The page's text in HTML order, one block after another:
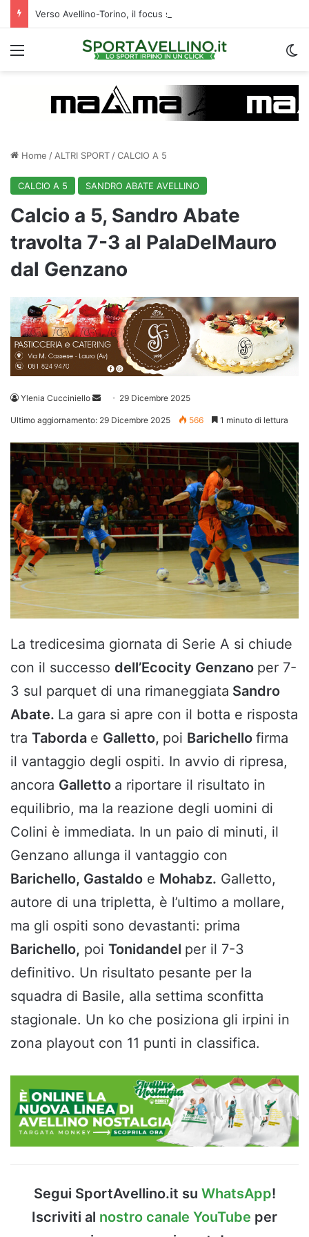
Verso Avellino-Torino, il focus sulla formazione granata
Menu
Home / ALTRI SPORT /CALCIO A 5
CALCIO A 5 SANDRO ABATE AVELLINO
Calcio a 5, Sandro Abate
travolta 7-3 al PalaDelMauro
dal Genzano
Ylenia Cucciniello
Invia 29 Dicembre 2025
Ultimo aggiornamento: 29 Dicembre 2025 566 1 minuto di lettura
La tredicesima giornata di Serie A si chiude
con il successo dell’Ecocity Genzano per 7-
3 sul parquet di una rimaneggiata Sandro
Abate. La gara si apre con il botta e risposta
tra Taborda e Galletto, poi Barichello firma
il vantaggio degli ospiti. In avvio di ripresa,
ancora Galletto a riportare il risultato in
equilibrio, ma la reazione degli uomini di
Colini è immediata. In un paio di minuti, il
Genzano allunga il vantaggio con
Barichello, Gastaldo e Mohabz. Galletto,
autore di una tripletta, è l’ultimo a mollare,
ma gli ospiti sono devastanti: prima
Barichello, poi Tonidandel per il 7-3
definitivo. Un risultato pesante per la
squadra di Basile, alla settima sconfitta
stagionale. Un ko che posiziona gli irpini in
zona playout con 11 punti in classifica.
Segui SportAvellino.it su WhatsApp!
Iscriviti al nostro canale YouTube per